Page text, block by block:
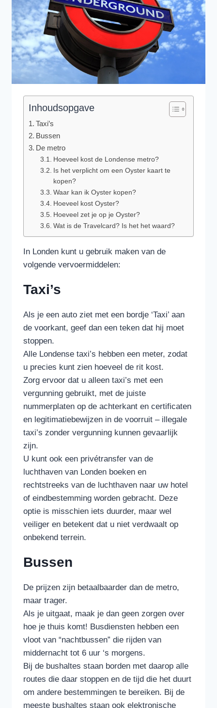
Inhoudsopgave
Taxi’s
Bussen
De metro
Hoeveel kost de Londense metro?
Is het verplicht om een Oyster kaart te
kopen?
Waar kan ik Oyster kopen?
Hoeveel kost Oyster?
Hoeveel zet je op je Oyster?
Wat is de Travelcard? Is het het waard?
In Londen kunt u gebruik maken van de
volgende vervoermiddelen:
Taxi’s
Als je een auto ziet met een bordje ‘Taxi’ aan
de voorkant, geef dan een teken dat hij moet
stoppen.
Alle Londense taxi’s hebben een meter, zodat
u precies kunt zien hoeveel de rit kost.
Zorg ervoor dat u alleen taxi’s met een
vergunning gebruikt, met de juiste
nummerplaten op de achterkant en certificaten
en legitimatiebewijzen in de voorruit – illegale
taxi’s zonder vergunning kunnen gevaarlijk
zijn.
U kunt ook een privétransfer van de
luchthaven van Londen boeken en
rechtstreeks van de luchthaven naar uw hotel
of eindbestemming worden gebracht. Deze
optie is misschien iets duurder, maar wel
veiliger en betekent dat u niet verdwaalt op
onbekend terrein.
Bussen
De prijzen zijn betaalbaarder dan de metro,
maar trager.
Als je uitgaat, maak je dan geen zorgen over
hoe je thuis komt! Busdiensten hebben een
vloot van “nachtbussen” die rijden van
middernacht tot 6 uur ‘s morgens.
Bij de bushaltes staan borden met daarop alle
routes die daar stoppen en de tijd die het duurt
om andere bestemmingen te bereiken. Bij de
meeste bushaltes staan ook elektronische